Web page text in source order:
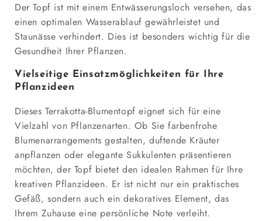
Der Topf ist mit einem Entwässerungsloch versehen, das
einen optimalen Wasserablauf gewährleistet und
Staunässe verhindert. Dies ist besonders wichtig für die
Gesundheit Ihrer Pflanzen.
Vielseitige Einsatzmöglichkeiten für Ihre
Pflanzideen
Dieses Terrakotta-Blumentopf eignet sich für eine
Vielzahl von Pflanzenarten. Ob Sie farbenfrohe
Blumenarrangements gestalten, duftende Kräuter
anpflanzen oder elegante Sukkulenten präsentieren
möchten, der Topf bietet den idealen Rahmen für Ihre
kreativen Pflanzideen. Er ist nicht nur ein praktisches
Gefäß, sondern auch ein dekoratives Element, das
Ihrem Zuhause eine persönliche Note verleiht.